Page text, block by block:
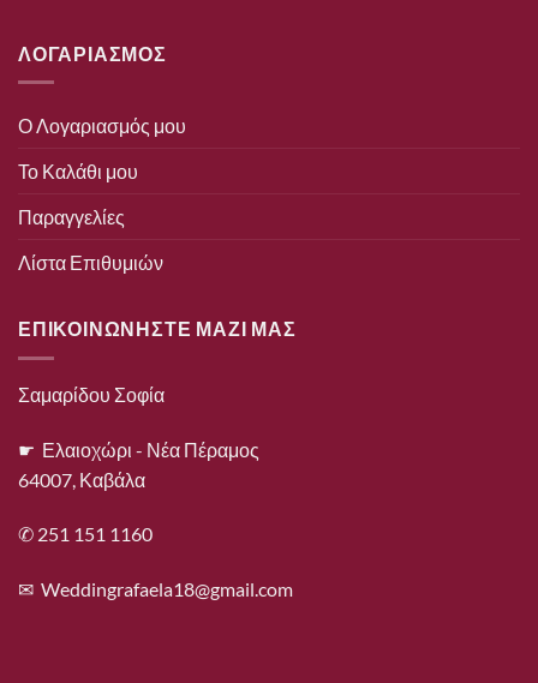
ΛΟΓΑΡΙΑΣΜΟΣ
Ο Λογαριασμός μου
Το Καλάθι μου
Παραγγελίες
Λίστα Επιθυμιών
ΕΠΙΚΟΙΝΩΝΗΣΤΕ ΜΑΖΙ ΜΑΣ
Σαμαρίδου Σοφία
☛ Ελαιοχώρι - Νέα Πέραμος
64007, Καβάλα
✆ 251 151 1160
✉ Weddingrafaela18@gmail.com